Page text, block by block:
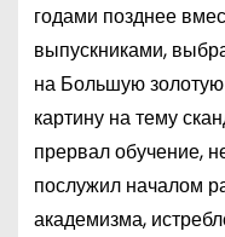
годами позднее
выпускниками,
на Большую золотую
картину на тему
прервал обучение,
послужил началом
академизма,